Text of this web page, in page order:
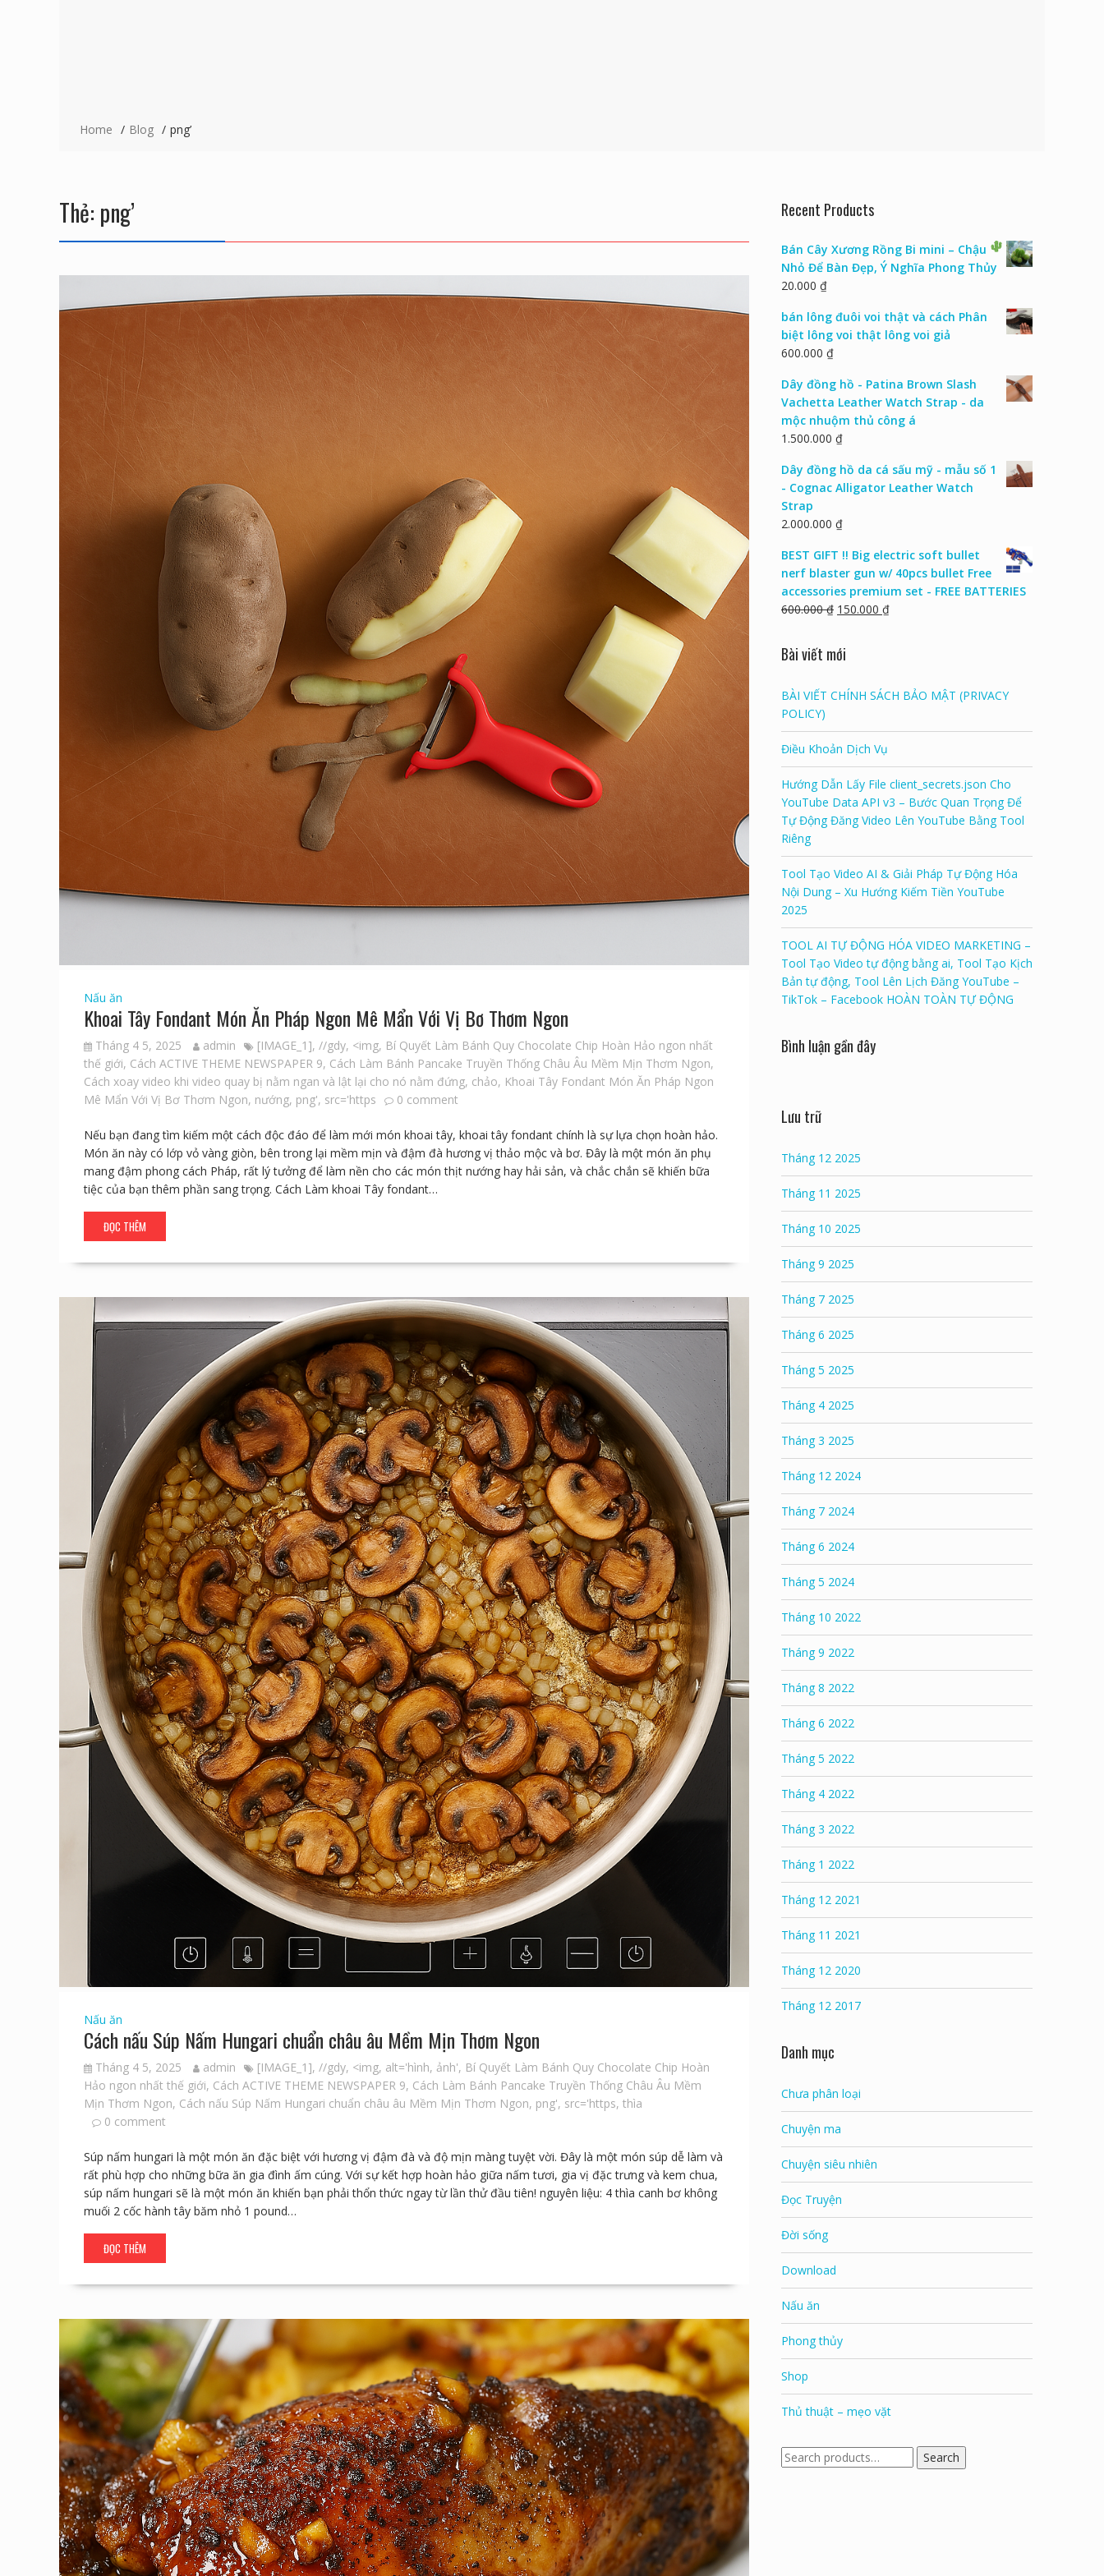
Home Blog png’
Thẻ: png’
Nấu ăn
Khoai Tây Fondant Món Ăn Pháp Ngon Mê Mẩn Với Vị Bơ Thơm Ngon
Tháng 4 5, 2025 admin [IMAGE_1], //gdy, <img, Bí Quyết Làm Bánh Quy Chocolate Chip Hoàn Hảo ngon nhất
thế giới, Cách ACTIVE THEME NEWSPAPER 9, Cách Làm Bánh Pancake Truyền Thống Châu Âu Mềm Mịn Thơm Ngon,
Cách xoay video khi video quay bị nằm ngan và lật lại cho nó nằm đứng, chảo, Khoai Tây Fondant Món Ăn Pháp Ngon
Mê Mẩn Với Vị Bơ Thơm Ngon, nướng, png', src='https 0 comment
Nếu bạn đang tìm kiếm một cách độc đáo để làm mới món khoai tây, khoai tây fondant chính là sự lựa chọn hoàn hảo.
Món ăn này có lớp vỏ vàng giòn, bên trong lại mềm mịn và đậm đà hương vị thảo mộc và bơ. Đây là một món ăn phụ
mang đậm phong cách Pháp, rất lý tưởng để làm nền cho các món thịt nướng hay hải sản, và chắc chắn sẽ khiến bữa
tiệc của bạn thêm phần sang trọng. Cách Làm khoai Tây fondant…
ĐỌC THÊM
Nấu ăn
Cách nấu Súp Nấm Hungari chuẩn châu âu Mềm Mịn Thơm Ngon
Tháng 4 5, 2025 admin [IMAGE_1], //gdy, <img, alt='hình, ảnh', Bí Quyết Làm Bánh Quy Chocolate Chip Hoàn
Hảo ngon nhất thế giới, Cách ACTIVE THEME NEWSPAPER 9, Cách Làm Bánh Pancake Truyền Thống Châu Âu Mềm
Mịn Thơm Ngon, Cách nấu Súp Nấm Hungari chuẩn châu âu Mềm Mịn Thơm Ngon, png', src='https, thìa
0 comment
Súp nấm hungari là một món ăn đặc biệt với hương vị đậm đà và độ mịn màng tuyệt vời. Đây là một món súp dễ làm và
rất phù hợp cho những bữa ăn gia đình ấm cúng. Với sự kết hợp hoàn hảo giữa nấm tươi, gia vị đặc trưng và kem chua,
súp nấm hungari sẽ là một món ăn khiến bạn phải thổn thức ngay từ lần thử đầu tiên! nguyên liệu: 4 thìa canh bơ không
muối 2 cốc hành tây băm nhỏ 1 pound…
ĐỌC THÊM
Recent Products
Bán Cây Xương Rồng Bi mini – Chậu
Nhỏ Để Bàn Đẹp, Ý Nghĩa Phong Thủy
20.000 ₫
bán lông đuôi voi thật và cách Phân
biệt lông voi thật lông voi giả
600.000 ₫
Dây đồng hồ - Patina Brown Slash
Vachetta Leather Watch Strap - da
mộc nhuộm thủ công á
1.500.000 ₫
Dây đồng hồ da cá sấu mỹ - mẫu số 1
- Cognac Alligator Leather Watch
Strap
2.000.000 ₫
BEST GIFT !! Big electric soft bullet
nerf blaster gun w/ 40pcs bullet Free
accessories premium set - FREE BATTERIES
600.000₫ 150.000 ₫
Bài viết mới
BÀI VIẾT CHÍNH SÁCH BẢO MẬT (PRIVACY
POLICY)
Điều Khoản Dịch Vụ
Hướng Dẫn Lấy File client_secrets.json Cho
YouTube Data API v3 – Bước Quan Trọng Để
Tự Động Đăng Video Lên YouTube Bằng Tool
Riêng
Tool Tạo Video AI & Giải Pháp Tự Động Hóa
Nội Dung – Xu Hướng Kiếm Tiền YouTube
2025
TOOL AI TỰ ĐỘNG HÓA VIDEO MARKETING –
Tool Tạo Video tự động bằng ai, Tool Tạo Kịch
Bản tự động, Tool Lên Lịch Đăng YouTube –
TikTok – Facebook HOÀN TOÀN TỰ ĐỘNG
Bình luận gần đây
Lưu trữ
Tháng 12 2025
Tháng 11 2025
Tháng 10 2025
Tháng 9 2025
Tháng 7 2025
Tháng 6 2025
Tháng 5 2025
Tháng 4 2025
Tháng 3 2025
Tháng 12 2024
Tháng 7 2024
Tháng 6 2024
Tháng 5 2024
Tháng 10 2022
Tháng 9 2022
Tháng 8 2022
Tháng 6 2022
Tháng 5 2022
Tháng 4 2022
Tháng 3 2022
Tháng 1 2022
Tháng 12 2021
Tháng 11 2021
Tháng 12 2020
Tháng 12 2017
Danh mục
Chưa phân loại
Chuyện ma
Chuyện siêu nhiên
Đọc Truyện
Đời sống
Download
Nấu ăn
Phong thủy
Shop
Thủ thuật – mẹo vặt
Search
for:
Search